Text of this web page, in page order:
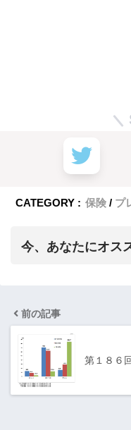
CATEGORY : 保険 プ
今、あなたにオス
前の記事
第１８６